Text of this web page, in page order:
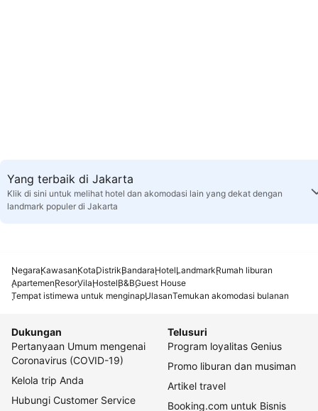
Yang terbaik di Jakarta
Klik di sini untuk melihat hotel dan akomodasi lain yang dekat dengan
landmark populer di Jakarta
NegaraKawasanKotaDistrikBandaraHotelLandmarkRumah liburan
ApartemenResorVilaHostelB&BGuest House
Tempat istimewa untuk menginapUlasanTemukan akomodasi bulanan
Dukungan
Pertanyaan Umum mengenai
Coronavirus (COVID-19)
Kelola trip Anda
Hubungi Customer Service
Telusuri
Program loyalitas Genius
Promo liburan dan musiman
Artikel travel
Booking.com untuk Bisnis